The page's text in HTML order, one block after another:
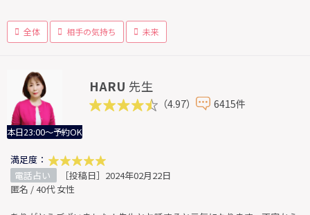
全体 相手の気持ち 未来
本日23:00～予約OK
HARU 先生
（4.97） 6415件
満足度：
電話占い
［投稿日］2024年02月22日
匿名 / 40代 女性